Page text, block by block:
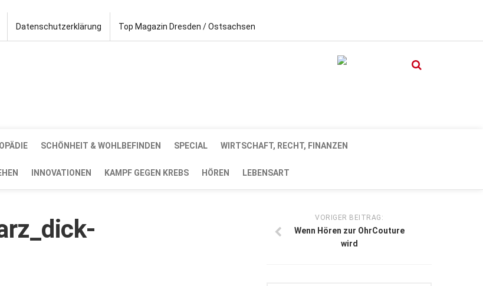
Datenschutzerklärung Top Magazin Dresden / Ostsachsen
SCHÖNHEIT & WOHLBEFINDEN SPECIAL WIRTSCHAFT, RECHT, FINANZEN
INNOVATIONEN KAMPF GEGEN KREBS HÖREN LEBENSART
VORIGER BEITRAG:
Wenn Hören zur OhrCouture
wird